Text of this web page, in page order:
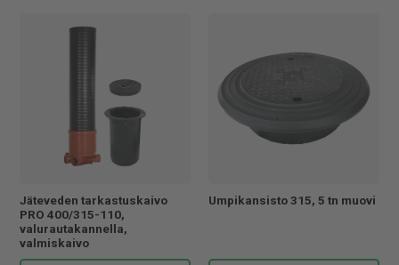
Jäteveden tarkastuskaivo
PRO 400/315-110,
valurautakannella,
valmiskaivo
Umpikansisto 315, 5 tn muovi